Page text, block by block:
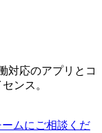
対応のアプリとコ
ンス。
ムにご相談くだ